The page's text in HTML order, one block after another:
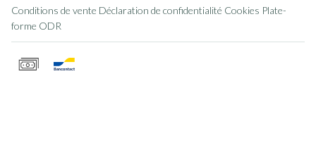
Conditions de vente Déclaration de confidentialité Cookies Plate-
forme ODR